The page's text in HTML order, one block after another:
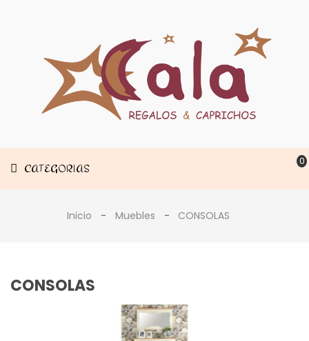
CATEGORIAS 0
Decoración
Estancias
Inicio Muebles CONSOLAS
CONSOLAS